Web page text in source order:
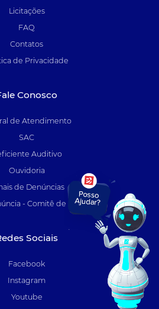
Licitações
FAQ
Contatos
de Privacidade
Conosco
de Atendimento
SAC
Auditivo
Ouvidoria
de Denúncias
- Comitê de Auditoria
Sociais
Facebook
Instagram
Youtube